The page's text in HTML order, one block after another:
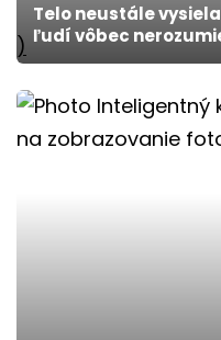
)
Telo neustále
ľudí vôbec